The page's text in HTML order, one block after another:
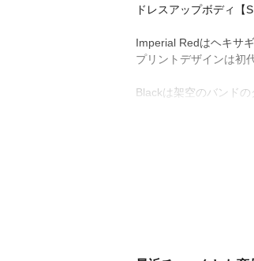
ドレスアップボディ【
Imperial Redはヘキサ
プリントデザインは初
Blackは架空のバンドの